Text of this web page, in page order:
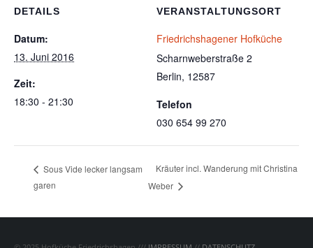
DETAILS
Datum:
13. Juni 2016
Zeit:
18:30 - 21:30
VERANSTALTUNGSORT
Friedrichshagener Hofküche
Scharnweberstraße 2
Berlin, 12587
Telefon
030 654 99 270
Sous Vide lecker langsam
garen
Kräuter incl. Wanderung mit Christina
Weber